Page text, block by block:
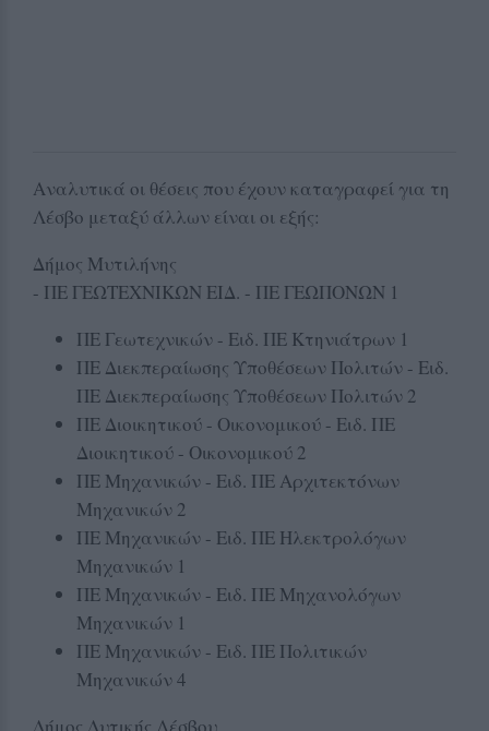
Αναλυτικά οι θέσεις που έχουν καταγραφεί για τη
Λέσβο μεταξύ άλλων είναι οι εξής:
Δήμος Μυτιλήνης
- ΠΕ ΓΕΩΤΕΧΝΙΚΩΝ ΕΙΔ. - ΠΕ ΓΕΩΠΟΝΩΝ 1
ΠΕ Γεωτεχνικών - Ειδ. ΠΕ Κτηνιάτρων 1
ΠΕ Διεκπεραίωσης Υποθέσεων Πολιτών - Ειδ.
ΠΕ Διεκπεραίωσης Υποθέσεων Πολιτών 2
ΠΕ Διοικητικού - Οικονομικού - Ειδ. ΠΕ
Διοικητικού - Οικονομικού 2
ΠΕ Μηχανικών - Ειδ. ΠΕ Αρχιτεκτόνων
Μηχανικών 2
ΠΕ Μηχανικών - Ειδ. ΠΕ Ηλεκτρολόγων
Μηχανικών 1
ΠΕ Μηχανικών - Ειδ. ΠΕ Μηχανολόγων
Μηχανικών 1
ΠΕ Μηχανικών - Ειδ. ΠΕ Πολιτικών
Μηχανικών 4
Δήμος Δυτικής Λέσβου